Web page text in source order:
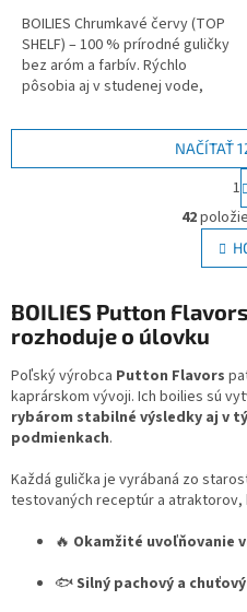
BOILIES Chrumkavé červy (TOP
SHELF) – 100 % prírodné guličky
bez aróm a farbív. Rýchlo
pôsobia aj v studenej vode,
mliečne proteíny a kvalitné
a
NAČÍTAŤ
t
v
a
1
42
BOILIES Putton
rozhoduje o úlovku
Poľský výrobca Putton Flavors
kaprárskom vývoji. Ich boilies sú
rybárom stabilné výsledky aj v
podmienkach.
Každá gulička je vyrábaná zo
testovaných receptúr a atraktorov,
🔥 Okamžité uvoľňovanie
🐟Silný pachový a